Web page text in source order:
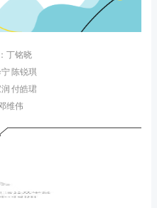
丁铭晓
陈锐琪
付皓珺
维伟
介